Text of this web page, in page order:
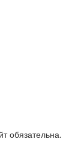
обязательна.